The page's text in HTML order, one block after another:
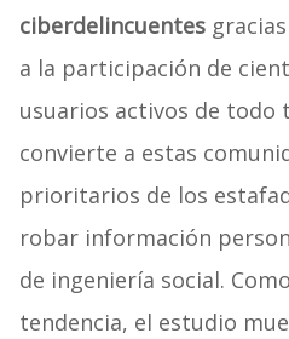
ciberdelincuentesgracias
a la participación de
usuarios activos de todo
convierte a estas
prioritarios de los
robar información
de ingeniería social.
tendencia, el estudio